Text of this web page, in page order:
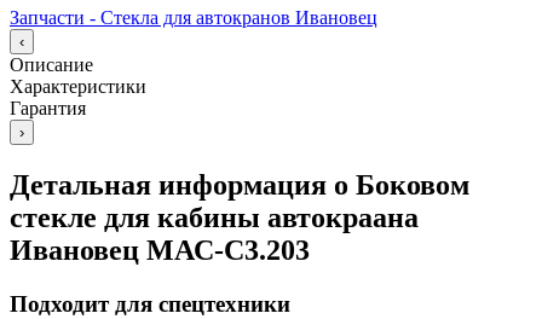
Запчасти - Стекла для автокранов Ивановец
‹
Описание
Характеристики
Гарантия
›
Детальная информация о Боковом
стекле для кабины автокраана
Ивановец МАС-С3.203
Подходит для спецтехники